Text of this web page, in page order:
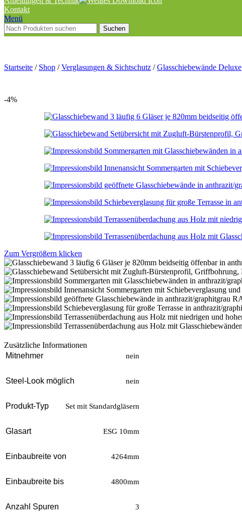
Kontakt
Menü
Suchen
Startseite / Shop /Verglasungen & Sichtschutz /Glasschiebewände Deluxe
-4%
Zum Vergrößern klicken
Zusätzliche Informationen
Mitnehmer
nein
Steel-Look möglich nein
Produkt-Typ Set mit Standardgläsern
Glasart ESG 10mm
Einbaubreite von 4264mm
Einbaubreite bis 4800mm
Anzahl Spuren 3